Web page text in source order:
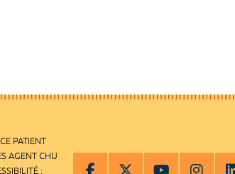
PATIENT
AGENT CHU
: